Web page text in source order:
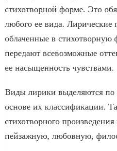
стихотворной форме. Это
любого ее вида. Лирические
облаченные в стихотворную
передают всевозможные
ее насыщенность чувствами.
Виды лирики выделяются
основе их классификации.
стихотворного
пейзажную, любовную,